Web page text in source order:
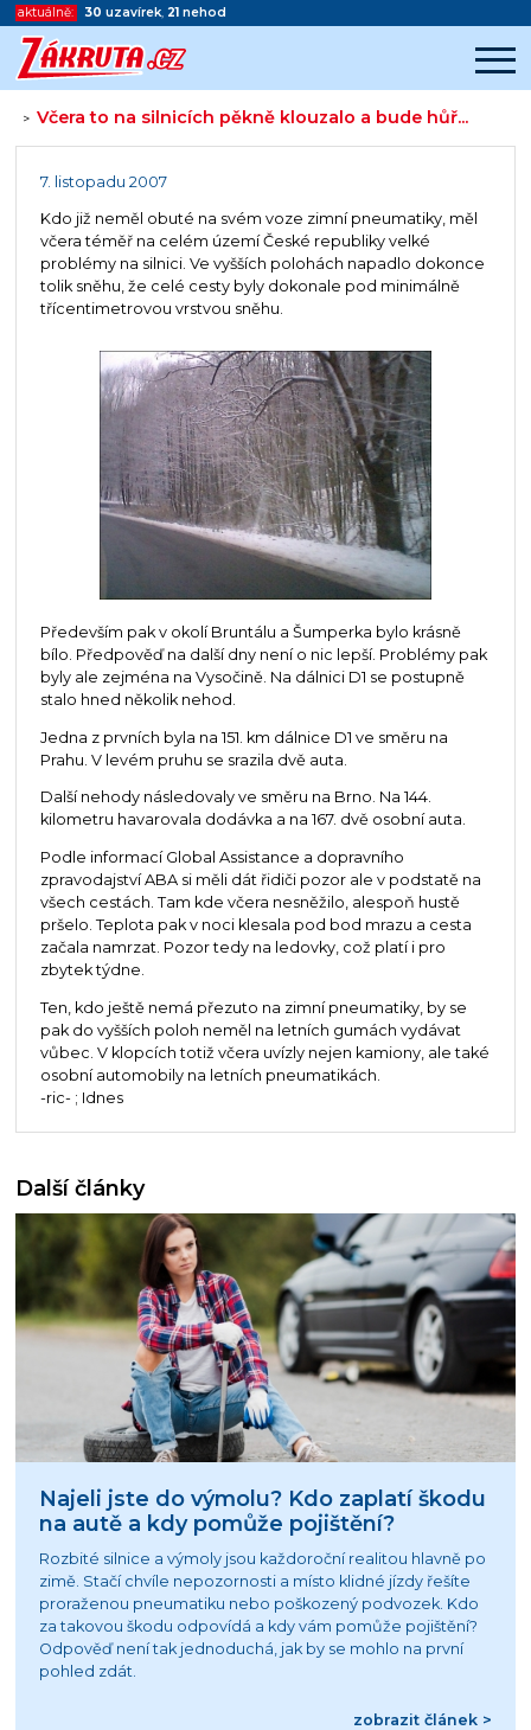
aktuálně: 30 uzavírek, 21 nehod
> Včera to na silnicích pěkně klouzalo a bude hůř...
Začátek reklamy
7. listopadu 2007
Kdo již neměl obuté na svém voze zimní pneumatiky, měl
včera téměř na celém území České republiky velké
problémy na silnici. Ve vyšších polohách napadlo dokonce
tolik sněhu, že celé cesty byly dokonale pod minimálně
třícentimetrovou vrstvou sněhu.
Především pak v okolí Bruntálu a Šumperka bylo krásně
bílo. Předpověď na další dny není o nic lepší. Problémy pak
byly ale zejména na Vysočině. Na dálnici D1 se postupně
stalo hned několik nehod.
Jedna z prvních byla na 151. km dálnice D1 ve směru na
Prahu. V levém pruhu se srazila dvě auta.
Další nehody následovaly ve směru na Brno. Na 144.
kilometru havarovala dodávka a na 167. dvě osobní auta.
Podle informací Global Assistance a dopravního
zpravodajství ABA si měli dát řidiči pozor ale v podstatě na
všech cestách. Tam kde včera nesněžilo, alespoň hustě
pršelo. Teplota pak v noci klesala pod bod mrazu a cesta
začala namrzat. Pozor tedy na ledovky, což platí i pro
zbytek týdne.
Ten, kdo ještě nemá přezuto na zimní pneumatiky, by se
pak do vyšších poloh neměl na letních gumách vydávat
vůbec. V klopcích totiž včera uvízly nejen kamiony, ale také
osobní automobily na letních pneumatikách.
-ric- ; Idnes
Další články
Najeli jste do výmolu? Kdo zaplatí škodu
na autě a kdy pomůže pojištění?
Rozbité silnice a výmoly jsou každoroční realitou hlavně po
zimě. Stačí chvíle nepozornosti a místo klidné jízdy řešíte
proraženou pneumatiku nebo poškozený podvozek. Kdo
za takovou škodu odpovídá a kdy vám pomůže pojištění?
Odpověď není tak jednoduchá, jak by se mohlo na první
pohled zdát.
zobrazit článek >